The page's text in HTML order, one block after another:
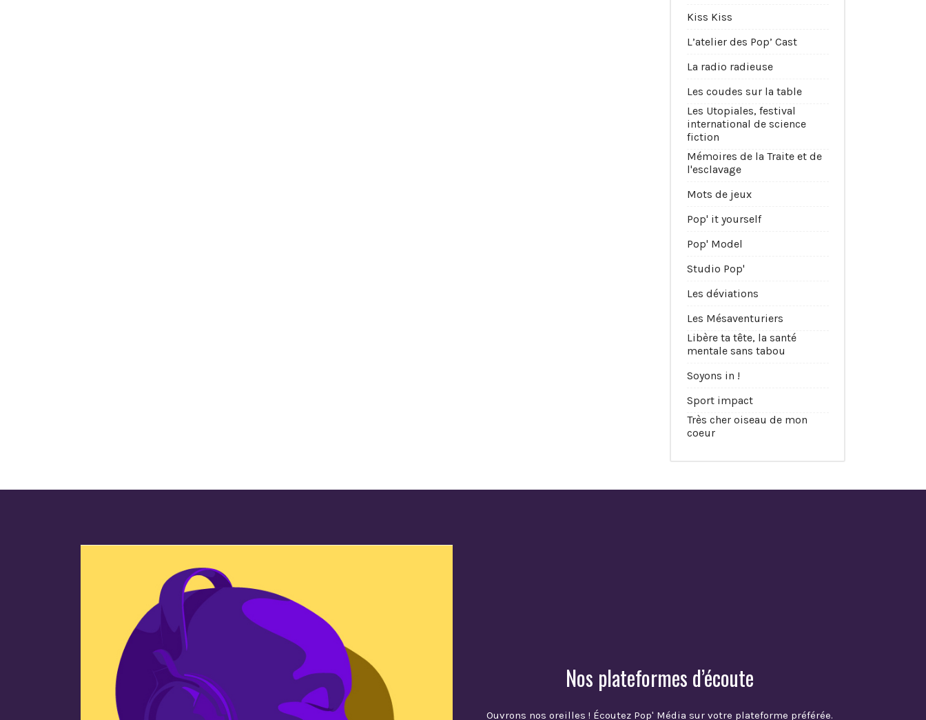
Kiss Kiss
L’atelier des Pop’ Cast
La radio radieuse
Les coudes sur la table
Les Utopiales, festival
international de science
fiction
Mémoires de la Traite et de
l'esclavage
Mots de jeux
Pop' it yourself
Pop' Model
Studio Pop'
Les déviations
Les Mésaventuriers
Libère ta tête, la santé
mentale sans tabou
Soyons in !
Sport impact
Très cher oiseau de mon
coeur
Nos plateformes d’écoute
Ouvrons nos oreilles ! Écoutez Pop' Média sur votre plateforme préférée.